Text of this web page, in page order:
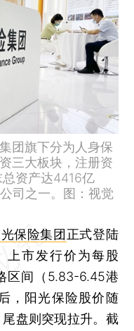
团旗下分为人身保
三大板块，注册资
资产达4416亿
司之一。图：视觉
保险集团正式登陆
上市发行价为每股
区间（5.83-6.45港
，阳光保险股价随
尾盘则突现拉升。截